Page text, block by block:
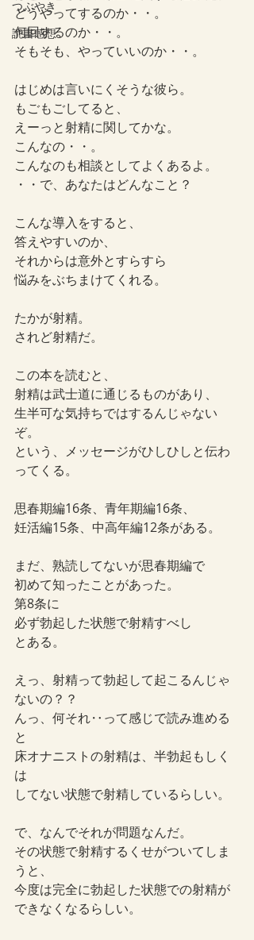
つぶやき
読書感想
どうやってするのか・・。
何回するのか・・。
そもそも、やっていいのか・・。
はじめは言いにくそうな彼ら。
もごもごしてると、
えーっと射精に関してかな。
こんなの・・。
こんなのも相談としてよくあるよ。
・・で、あなたはどんなこと？
こんな導入をすると、
答えやすいのか、
それからは意外とすらすら
悩みをぶちまけてくれる。
たかが射精。
されど射精だ。
この本を読むと、
射精は武士道に通じるものがあり、
生半可な気持ちではするんじゃない
ぞ。
という、メッセージがひしひしと伝わ
ってくる。
思春期編16条、青年期編16条、
妊活編15条、中高年編12条がある。
まだ、熟読してないが思春期編で
初めて知ったことがあった。
第8条に
必ず勃起した状態で射精すべし
とある。
えっ、射精って勃起して起こるんじゃ
ないの？？
んっ、何それ‥って感じで読み進める
と
床オナニストの射精は、半勃起もしく
は
してない状態で射精しているらしい。
で、なんでそれが問題なんだ。
その状態で射精するくせがついてしま
うと、
今度は完全に勃起した状態での射精が
できなくなるらしい。